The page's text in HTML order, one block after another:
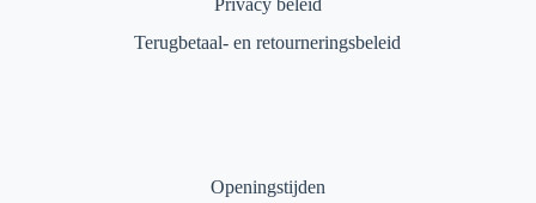
Privacy beleid
Terugbetaal- en retourneringsbeleid
Openingstijden